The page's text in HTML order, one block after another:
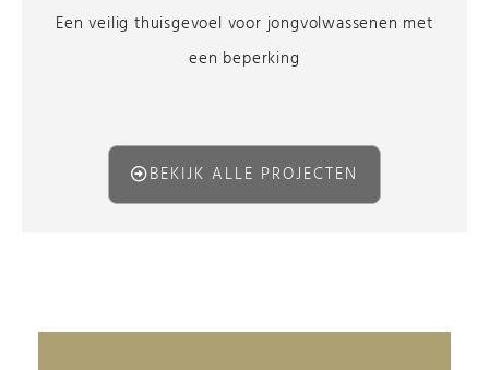
Een veilig thuisgevoel voor jongvolwassenen met
een beperking
BEKIJK ALLE PROJECTEN